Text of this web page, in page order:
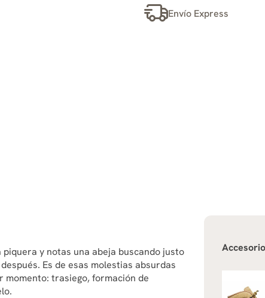
Envío Express
y notas una abeja buscando justo
Es de esas molestias absurdas
trasiego, formación de